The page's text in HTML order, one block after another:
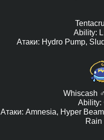
Ability:
Атаки: Hydro Pump,
Whiscash
Ability:
Атаки: Amnesia, Hyper
Rain